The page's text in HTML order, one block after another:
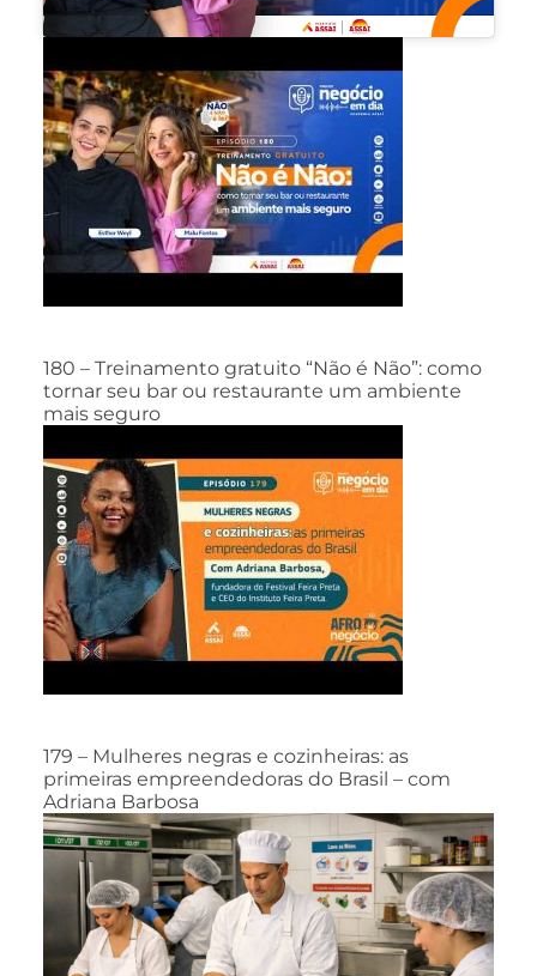
180 – Treinamento gratuito “Não é Não”: como
tornar seu bar ou restaurante um ambiente
mais seguro
179 – Mulheres negras e cozinheiras: as
primeiras empreendedoras do Brasil – com
Adriana Barbosa